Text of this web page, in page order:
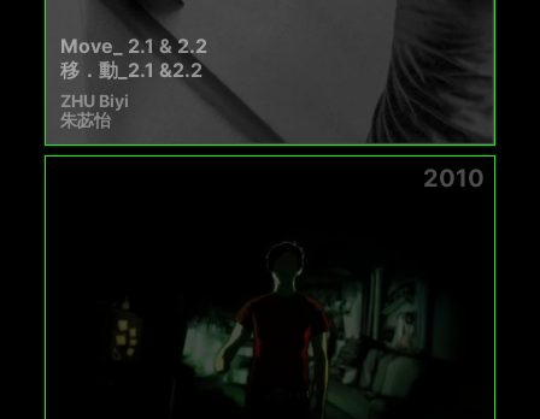
Move_ 2.1 & 2.2
移．動_2.1 &2.2
ZHU Biyi
朱苾怡
2010